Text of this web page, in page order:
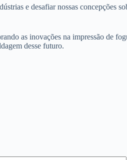
e desafiar nossas concepções
as inovações na impressão de
desse futuro.